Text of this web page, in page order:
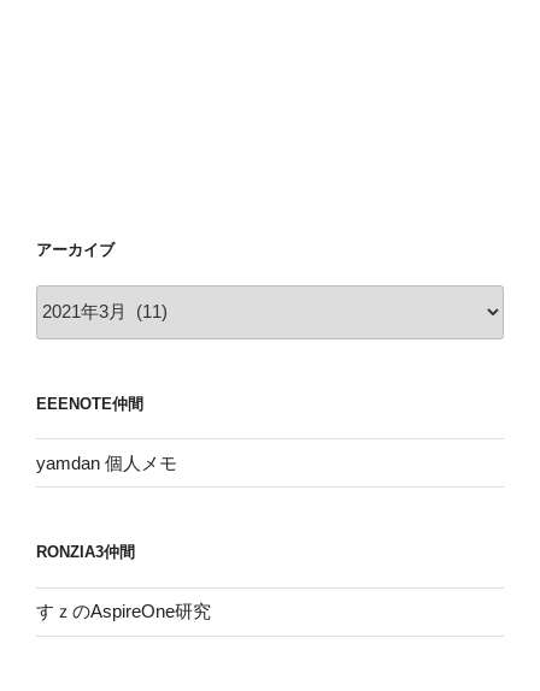
アーカイブ
ブ
EEENOTE仲間
yamdan 個人メモ
RONZIA3仲間
すｚのAspireOne研究